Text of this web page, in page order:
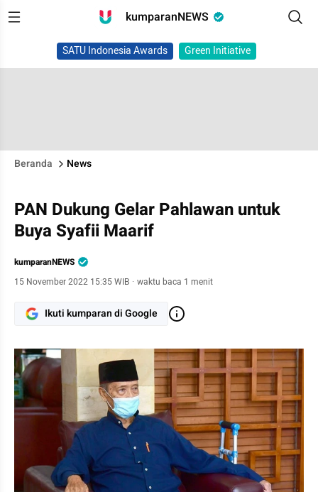
kumparanNEWS
SATU Indonesia Awards Green Initiative
Beranda News
PAN Dukung Gelar Pahlawan untuk
Buya Syafii Maarif
kumparanNEWS
15 November 2022 15:35 WIB · waktu baca 1 menit
Ikuti kumparan di Google